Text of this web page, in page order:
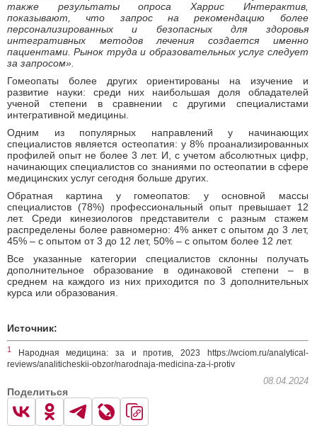
также результаты опроса Харрис Интерактив,
показывают, что запрос на рекомендацию более
персонализированных и безопасных для здоровья
интегративных методов лечения создается именно
пациентами. Рынок труда и образовательных услуг следует
за запросом».
Гомеопаты более других ориентированы на изучение и
развитие науки: среди них наибольшая доля обладателей
ученой степени в сравнении с другими специалистами
интегративной медицины.
Одним из популярных направлений у начинающих
специалистов является остеопатия: у 8% проанализированных
профилей опыт не более 3 лет. И, с учетом абсолютных цифр,
начинающих специалистов со знаниями по остеопатии в сфере
медицинских услуг сегодня больше других.
Обратная картина у гомеопатов: у основной массы
специалистов (78%) профессиональный опыт превышает 12
лет. Среди кинезиологов представители с разным стажем
распределены более равномерно: 4% анкет с опытом до 3 лет,
45% – с опытом от 3 до 12 лет, 50% – с опытом более 12 лет.
Все указанные категории специалистов склонны получать
дополнительное образование в одинаковой степени – в
среднем на каждого из них приходится по 3 дополнительных
курса или образования.
Источник:
1
Народная медицина: за и против, 2023 https://wciom.ru/analytical-
reviews/analiticheskii-obzor/narodnaja-medicina-za-i-protiv
08.04.2024
Поделиться